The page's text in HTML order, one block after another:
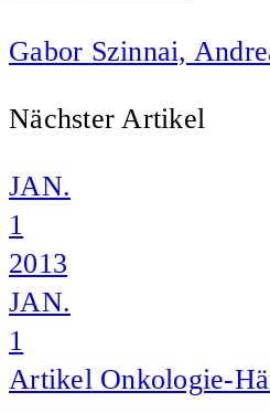
Gabor Szinnai,
Nächster Artikel
JAN.
1
2013
JAN.
1
Artikel Onkologie-